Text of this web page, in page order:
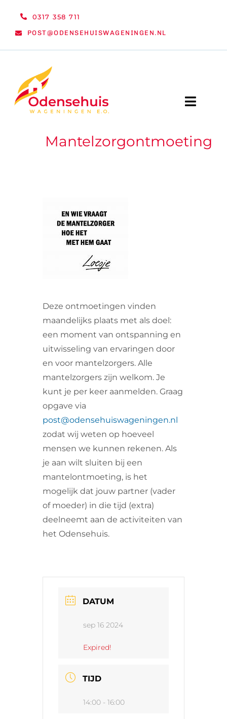
0317 358 711
POST@ODENSEHUISWAGENINGEN.NL
Toggle
WELKOM
ORGANISATIE
Mantelzorgontmoeting
Deze ontmoetingen vinden
maandelijks plaats met als doel:
een moment van ontspanning en
uitwisseling van ervaringen door
en voor mantelzorgers. Alle
mantelzorgers zijn welkom. Je
kunt je per keer aanmelden. Graag
opgave via
post@odensehuiswageningen.nl
zodat wij weten op hoeveel
mensen we kunnen rekenen. Als
je aan wilt sluiten bij een
mantelontmoeting, is het
mogelijk dat jouw partner (vader
of moeder) in die tijd (extra)
deelneemt aan de activiteiten van
het Odensehuis.
DATUM
sep 16 2024
Expired!
TIJD
14:00 - 16:00